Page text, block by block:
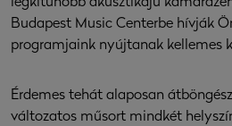
legkitűnőbb akusztikájú
Budapest Music Centerbe hívják
programjaink nyújtanak kellemes
Érdemes tehát alaposan
változatos műsort mindkét